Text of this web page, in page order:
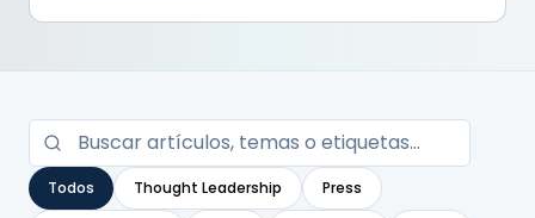
Todos Thought Leadership Press